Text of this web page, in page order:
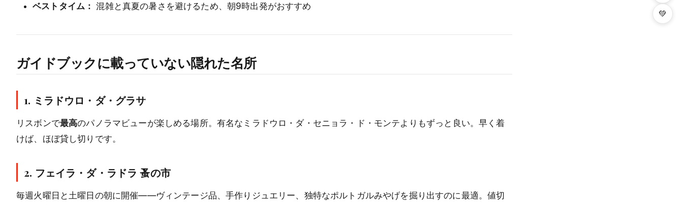
ベストタイム： 混雑と真夏の暑さを避けるため、朝9時出発がおすすめ
ガイドブックに載っていない隠れた名所
1. ミラドウロ・ダ・グラサ
リスボンで最高のパノラマビューが楽しめる場所。有名なミラドウロ・ダ・セニョラ・ド・モンテよりもずっと良い。早く着
けば、ほぼ貸し切りです。
2. フェイラ・ダ・ラドラ 蚤の市
毎週火曜日と土曜日の朝に開催——ヴィンテージ品、手作りジュエリー、独特なポルトガルみやげを掘り出すのに最適。値切
💚